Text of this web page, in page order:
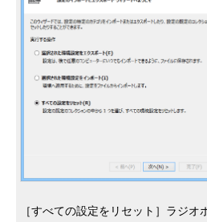
［すべての設定をリセット］ラジオ